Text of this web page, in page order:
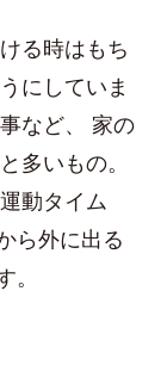
る時はもち
にしていま
など、 家の
多いもの。
動タイム
ら外に出る